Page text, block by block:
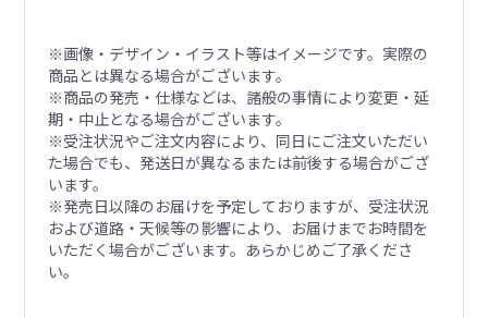
※画像・デザイン・イラスト等はイメージです。実際の
商品とは異なる場合がございます。
※商品の発売・仕様などは、諸般の事情により変更・延
期・中止となる場合がございます。
※受注状況やご注文内容により、同日にご注文いただい
た場合でも、発送日が異なるまたは前後する場合がござ
います。
※発売日以降のお届けを予定しておりますが、受注状況
および道路・天候等の影響により、お届けまでお時間を
いただく場合がございます。あらかじめご了承くださ
い。